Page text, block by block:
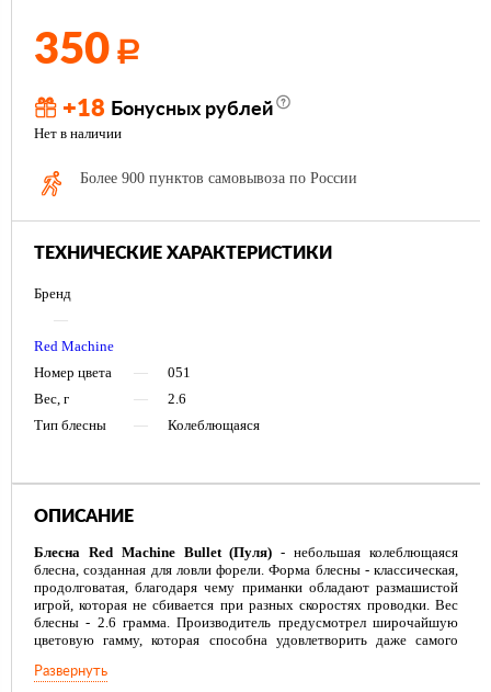
350 Р
+18 Бонусных рублей
Нет в наличии
Более 900 пунктов самовывоза по России
ТЕХНИЧЕСКИЕ ХАРАКТЕРИСТИКИ
Бренд
—
Red Machine
Номер цвета
—
051
Вес, г
—
2.6
Тип блесны
— Колеблющаяся
ОПИСАНИЕ
Блесна Red Machine Bullet (Пуля)- небольшая колеблющаяся
блесна, созданная для ловли форели. Форма блесны - классическая,
продолговатая, благодаря чему приманки обладают размашистой
игрой, которая не сбивается при разных скоростях проводки. Вес
блесны - 2.6 грамма. Производитель предусмотрел широчайшую
цветовую гамму, которая способна удовлетворить даже самого
острыми крючками производства фирмы Vanfook. Хорошее
Развернуть